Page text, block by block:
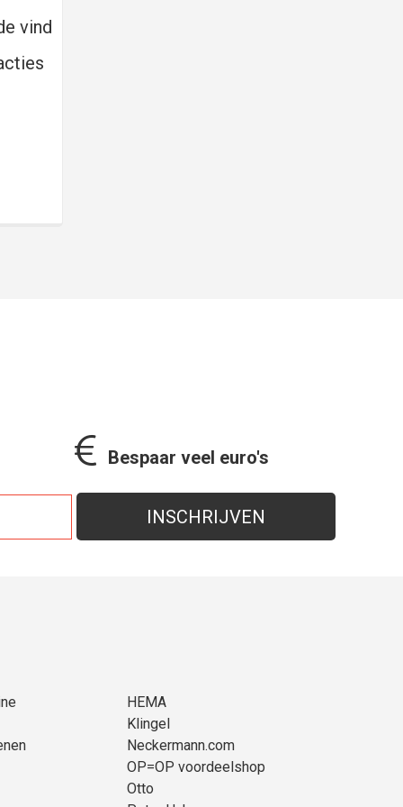
vind
Bespaar veel euro's
HEMA
Klingel
Neckermann.com
OP=OP voordeelshop
Otto